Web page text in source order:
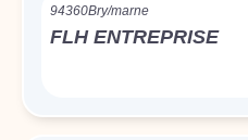
94360Bry/marne
FLH ENTREPRISE